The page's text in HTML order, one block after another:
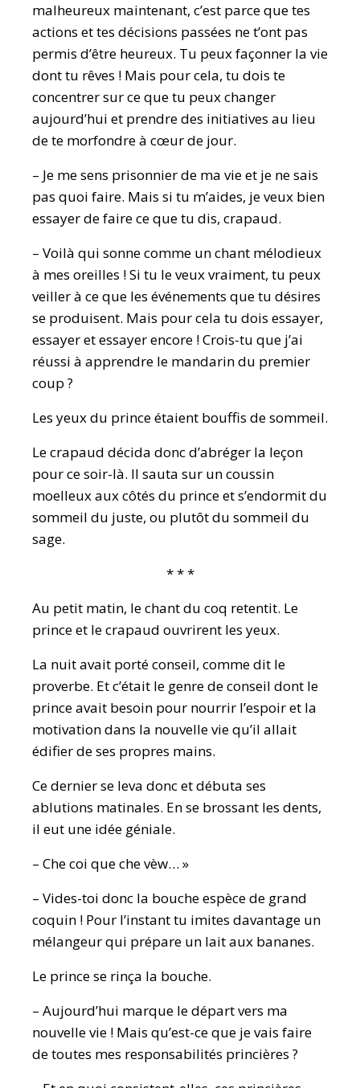
malheureux maintenant, c’est parce que tes
actions et tes décisions passées ne t’ont pas
permis d’être heureux. Tu peux façonner la vie
dont tu rêves ! Mais pour cela, tu dois te
concentrer sur ce que tu peux changer
aujourd’hui et prendre des initiatives au lieu
de te morfondre à cœur de jour.
– Je me sens prisonnier de ma vie et je ne sais
pas quoi faire. Mais si tu m’aides, je veux bien
essayer de faire ce que tu dis, crapaud.
– Voilà qui sonne comme un chant mélodieux
à mes oreilles ! Si tu le veux vraiment, tu peux
veiller à ce que les événements que tu désires
se produisent. Mais pour cela tu dois essayer,
essayer et essayer encore ! Crois-tu que j’ai
réussi à apprendre le mandarin du premier
coup ?
Les yeux du prince étaient bouffis de sommeil.
Le crapaud décida donc d’abréger la leçon
pour ce soir-là. Il sauta sur un coussin
moelleux aux côtés du prince et s’endormit du
sommeil du juste, ou plutôt du sommeil du
sage.
* * *
Au petit matin, le chant du coq retentit. Le
prince et le crapaud ouvrirent les yeux.
La nuit avait porté conseil, comme dit le
proverbe. Et c’était le genre de conseil dont le
prince avait besoin pour nourrir l’espoir et la
motivation dans la nouvelle vie qu’il allait
édifier de ses propres mains.
Ce dernier se leva donc et débuta ses
ablutions matinales. En se brossant les dents,
il eut une idée géniale.
– Che coi que che vèw… »
– Vides-toi donc la bouche espèce de grand
coquin ! Pour l’instant tu imites davantage un
mélangeur qui prépare un lait aux bananes.
Le prince se rinça la bouche.
– Aujourd’hui marque le départ vers ma
nouvelle vie ! Mais qu’est-ce que je vais faire
de toutes mes responsabilités princières ?